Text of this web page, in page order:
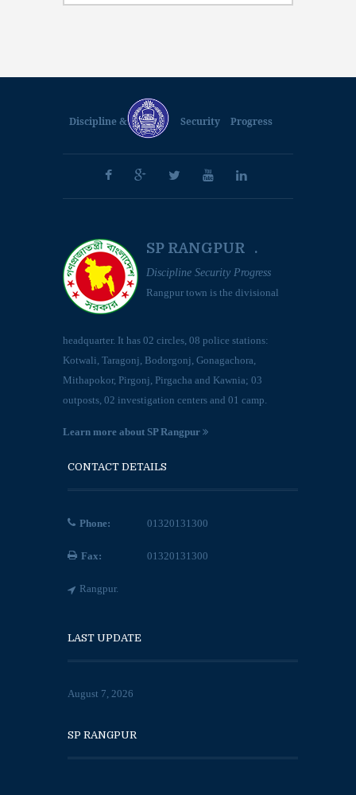
Discipline & Security Progress
SP RANGPUR .
Discipline Security Progress
Rangpur town is the divisional
headquarter. It has 02 circles, 08 police stations:
Kotwali, Taragonj, Bodorgonj, Gonagachora,
Mithapokor, Pirgonj, Pirgacha and Kawnia; 03
outposts, 02 investigation centers and 01 camp.
Learn more about SP Rangpur
CONTACT DETAILS
Phone: 01320131300
Fax: 01320131300
Rangpur.
LAST UPDATE
August 7, 2026
SP RANGPUR